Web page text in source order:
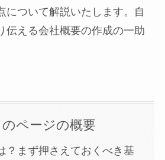
について解説いたします。自
伝える会社概要の作成の一助
のページの概要
？まず押さえておくべき基